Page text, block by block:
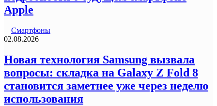
Apple
Смартфоны
02.08.2026
Новая технология Samsung вызвала
вопросы: складка на Galaxy Z Fold 8
становится заметнее уже через неделю
использования